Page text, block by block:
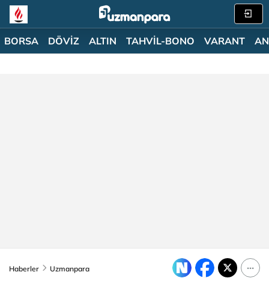
BORSA DÖVİZ ALTIN TAHVİL-BONO VARANT
Haberler Uzmanpara